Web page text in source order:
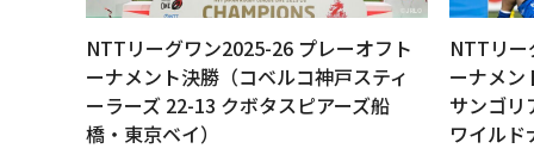
NTTリーグワン2025-26 プレーオフト
ーナメント決勝（コベルコ神戸スティ
ーラーズ 22-13 クボタスピアーズ船
橋・東京ベイ）
NTTリー
ーナメン
サンゴリ
ワイルド